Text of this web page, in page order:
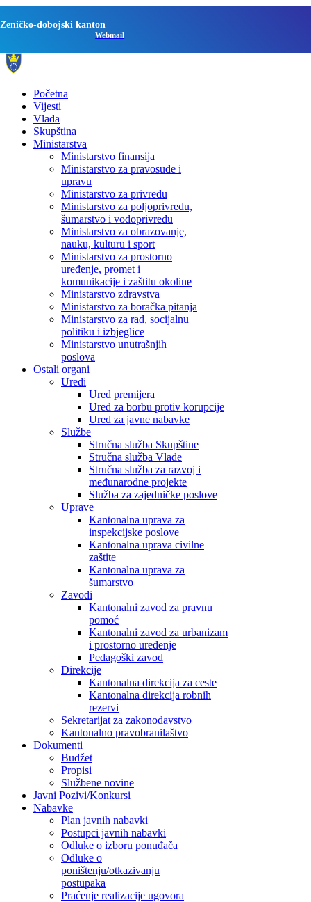
Zeničko-dobojski kanton
Webmail
Početna
Vijesti
Vlada
Skupština
Ministarstva
Ministarstvo finansija
Ministarstvo za pravosuđe i
upravu
Ministarstvo za privredu
Ministarstvo za poljoprivredu,
šumarstvo i vodoprivredu
Ministarstvo za obrazovanje,
nauku, kulturu i sport
Ministarstvo za prostorno
uređenje, promet i
komunikacije i zaštitu okoline
Ministarstvo zdravstva
Ministarstvo za boračka pitanja
Ministarstvo za rad, socijalnu
politiku i izbjeglice
Ministarstvo unutrašnjih
poslova
Ostali organi
Uredi
Ured premijera
Ured za borbu protiv korupcije
Ured za javne nabavke
Službe
Stručna služba Skupštine
Stručna služba Vlade
Stručna služba za razvoj i
međunarodne projekte
Služba za zajedničke poslove
Uprave
Kantonalna uprava za
inspekcijske poslove
Kantonalna uprava civilne
zaštite
Kantonalna uprava za
šumarstvo
Zavodi
Kantonalni zavod za pravnu
pomoć
Kantonalni zavod za urbanizam
i prostorno uređenje
Pedagoški zavod
Direkcije
Kantonalna direkcija za ceste
Kantonalna direkcija robnih
rezervi
Sekretarijat za zakonodavstvo
Kantonalno pravobranilaštvo
Dokumenti
Budžet
Propisi
Službene novine
Javni Pozivi/Konkursi
Nabavke
Plan javnih nabavki
Postupci javnih nabavki
Odluke o izboru ponuđača
Odluke o
poništenju/otkazivanju
postupaka
Praćenje realizacije ugovora